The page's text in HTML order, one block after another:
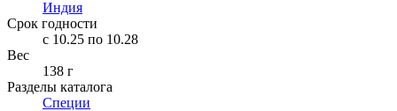
Индия
Срок годности
c 10.25 по 10.28
Вес
138 г
Разделы каталога
Специи